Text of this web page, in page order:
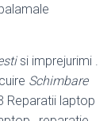
si imprejurimi .
Schimbare
Reparatii laptop